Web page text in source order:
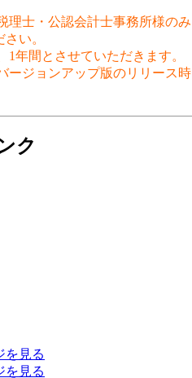
士・公認会計士事務所様の
い。
年間とさせていただきます。
ジョンアップ版のリリース
ク
を見る
を見る